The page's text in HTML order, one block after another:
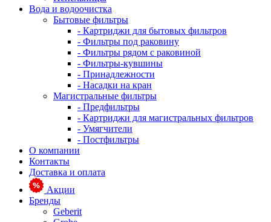
Вода и водоочистка
Бытовые фильтры
- Картриджи для бытовых фильтров
- Фильтры под раковину
- Фильтры рядом с раковиной
- Фильтры-кувшины
- Принадлежности
- Насадки на кран
Магистральные фильтры
- Предфильтры
- Картриджи для магистральных фильтров
- Умягчители
- Постфильтры
О компании
Контакты
Доставка и оплата
Акции
Бренды
Geberit